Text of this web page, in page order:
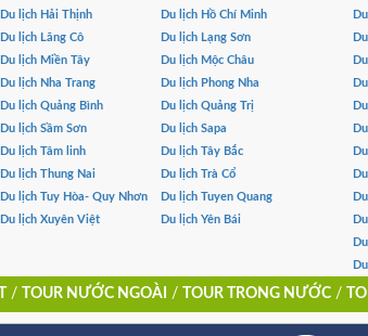
Du lịch Hải Thịnh
Du lịch Hồ Chí Minh
Du lịch Lăng Cô
Du lịch Lạng Sơn
Du lịch Miền Tây
Du lịch Mộc Châu
Du lịch Nha Trang
Du lịch Phong Nha
Du lịch Quảng Bình
Du lịch Quảng Trị
Du lịch Sầm Sơn
Du lịch Sapa
Du lịch Tâm linh
Du lịch Tây Bắc
Du lịch Thung Nai
Du lịch Trà Cổ
Du lịch Tuy Hòa- Quy Nhơn
Du lịch Tuyen Quang
Du lịch Xuyên Việt Du lịch Yên Bái
/ TOUR NƯỚC NGOÀI / TOUR TRONG NƯỚC /